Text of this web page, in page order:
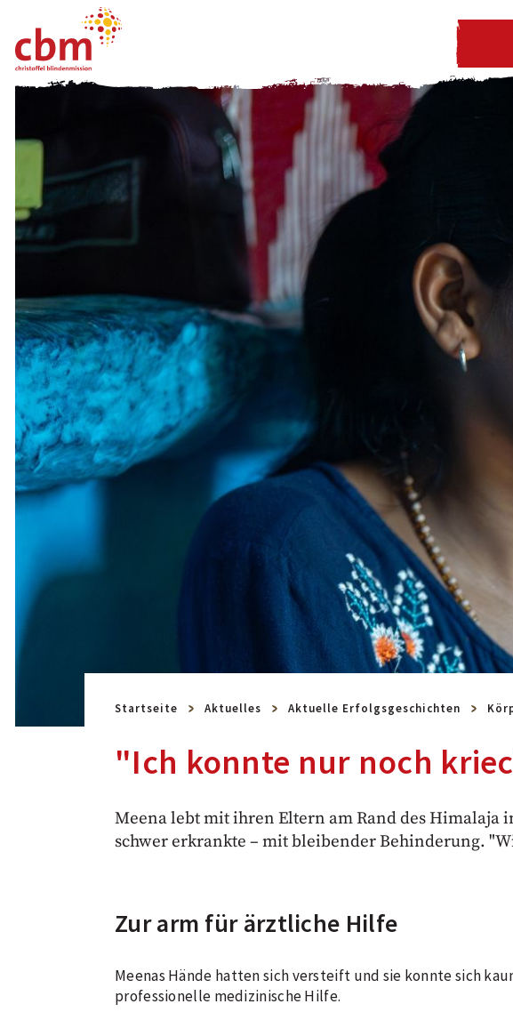
Startseite Aktuelles Aktuelle Erfolgsgeschichten
"Ich konnte nur noch
Meena lebt mit ihren Eltern am Rand des Himalaja
schwer erkrankte – mit bleibender Behinderung.
Zur arm für ärztliche Hilfe
Meenas Hände hatten sich versteift und sie konnte sich
professionelle medizinische Hilfe.